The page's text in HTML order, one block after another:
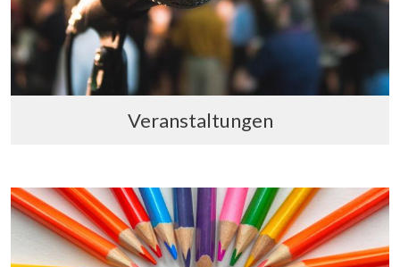
Veranstaltungen